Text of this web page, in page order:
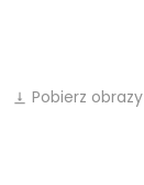
vertical_align_bottom Pobierz obrazy